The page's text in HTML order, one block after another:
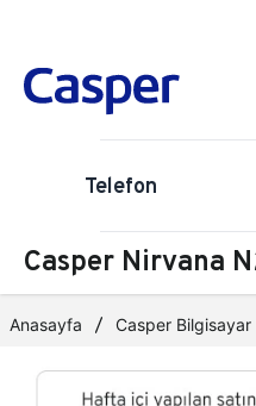
Telefon
Casper Nirvana
Anasayfa Casper Bilgisayar